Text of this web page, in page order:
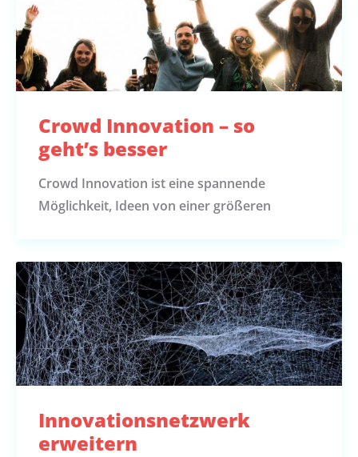
Crowd Innovation – so
geht’s besser
Crowd Innovation ist eine spannende
Möglichkeit, Ideen von einer größeren
Innovationsnetzwerk
erweitern